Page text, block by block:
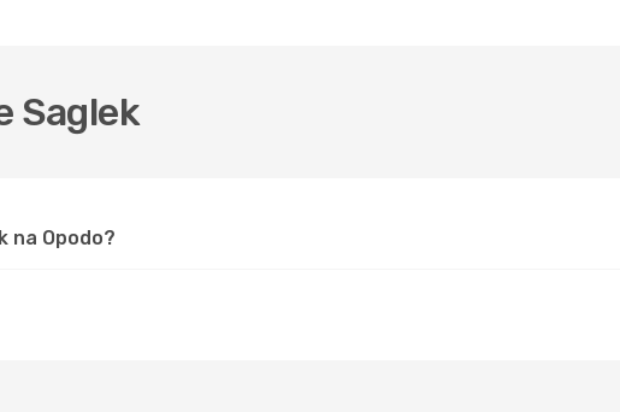
Saglek
na Opodo?